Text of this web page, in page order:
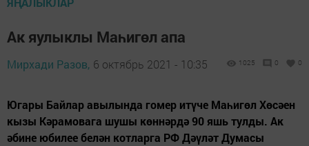
Ак яулыклы Маһигөл апа
Мирхади Разов, 6 октябрь 2021 - 10:35 1025 0 0
Югары Байлар авылында гомер итүче Маһигөл Хөсәен
кызы Кәрамовага шушы көннәрдә 90 яшь тулды. Ак
әбине юбилее белән котларга РФ Дәүләт Думасы